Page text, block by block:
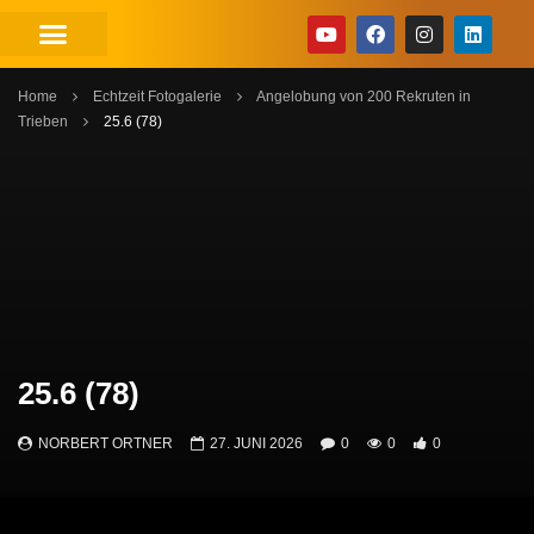
Home Echtzeit Fotogalerie
Angelobung von 200 Rekruten in
Trieben
25.6 (78)
25.6 (78)
NORBERT ORTNER 27. JUNI 2026 0 0 0